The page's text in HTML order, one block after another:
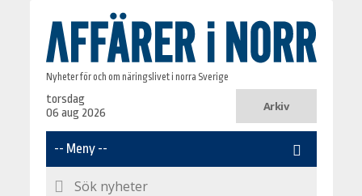
Nyheter för och om näringslivet i norra Sverige
torsdag
06 aug 2026
Arkiv